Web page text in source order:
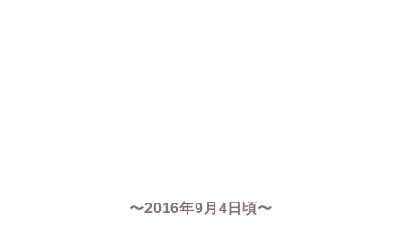
〜2016年9月4日頃〜